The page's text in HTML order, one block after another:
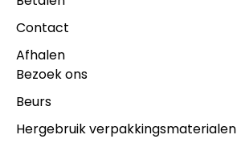
Contact
Afhalen
Bezoek ons
Beurs
Hergebruik verpakkingsmaterialen